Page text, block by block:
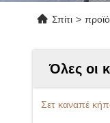
Σπίτι >
Όλες οι
Σετ καναπέ